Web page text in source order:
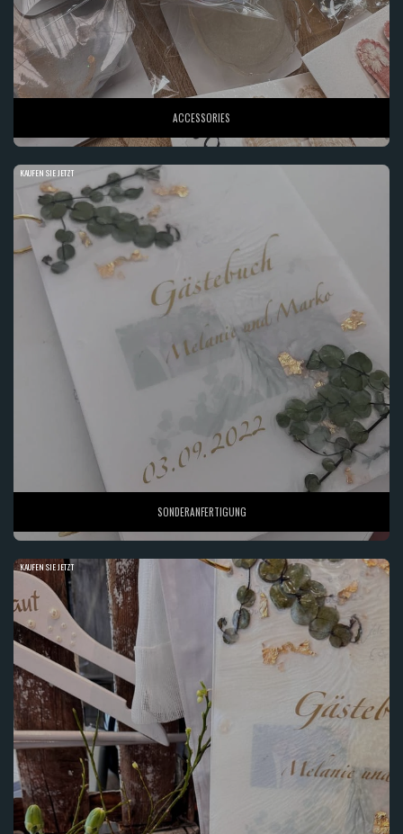
ACCESSORIES
KAUFEN SIE JETZT
SONDERANFERTIGUNG
KAUFEN SIE JETZT